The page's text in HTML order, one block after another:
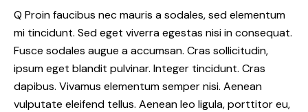
Q Proin faucibus nec mauris a sodales, sed elementum
mi tincidunt. Sed eget viverra egestas nisi in consequat.
Fusce sodales augue a accumsan. Cras sollicitudin,
ipsum eget blandit pulvinar. Integer tincidunt. Cras
dapibus. Vivamus elementum semper nisi. Aenean
vulputate eleifend tellus. Aenean leo ligula, porttitor eu,